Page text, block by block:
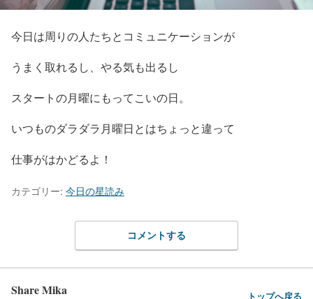
今日は周りの人たちとコミュニケーションが
うまく取れるし、やる気も出るし
スタートの月曜にもってこいの日。
いつものダラダラ月曜日とはちょっと違って
仕事がはかどるよ！
カテゴリー: 今日の星読み
コメントする
Share Mika トップへ戻る